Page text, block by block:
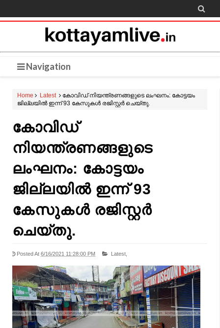

Navigation
Home Latest
കോവിഡ് നിയന്ത്രണങ്ങളുടെ ലംഘനം: കോട്ടയം
ജില്ലയിൽ ഇന്ന് 93 കേസുകൾ രജിസ്റ്റർ ചെയ്തു.
കോവിഡ്
നിയന്ത്രണങ്ങളുടെ
ലംഘനം: കോട്ടയം
ജില്ലയിൽ ഇന്ന് 93
കേസുകൾ രജിസ്റ്റർ
ചെയ്തു.
Posted At 6/16/2021 11:28:00 PM Latest,